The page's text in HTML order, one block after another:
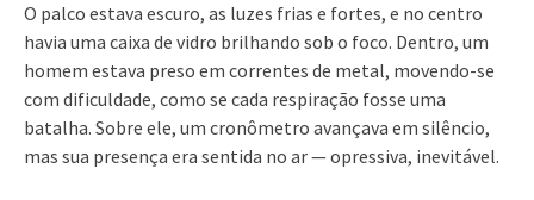
O palco estava escuro, as luzes frias e fortes, e no centro
havia uma caixa de vidro brilhando sob o foco. Dentro, um
homem estava preso em correntes de metal, movendo-se
com dificuldade, como se cada respiração fosse uma
batalha. Sobre ele, um cronômetro avançava em silêncio,
mas sua presença era sentida no ar — opressiva, inevitável.